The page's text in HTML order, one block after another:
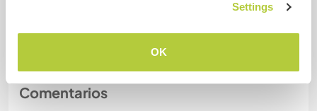
Settings
OK
Comentarios